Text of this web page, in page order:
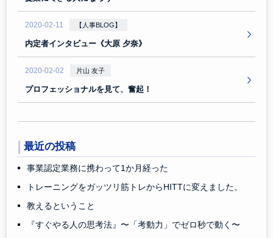
2020-02-11 【人事BLOG】
内定者インタビュー《大原 夕奈》
2020-02-02 片山 友子
プロフェッショナルを見て、奮起！
最近の投稿
事業認定業務に携わって1か月経った
トレーニングをガッツリ筋トレからHITTに変えました。
教えるということ
『すぐやる人の思考法』〜「考動力」でゼロ秒で動く〜